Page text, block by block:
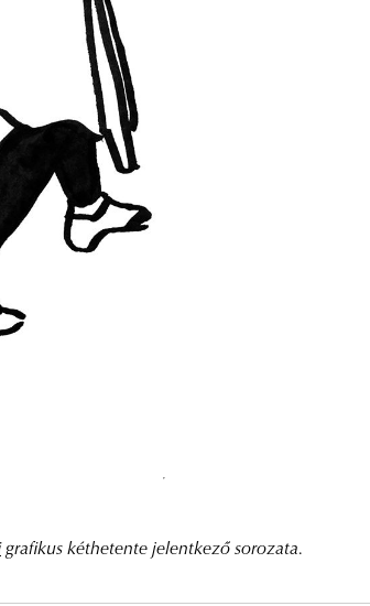
grafikus kéthetente jelentkező sorozata.